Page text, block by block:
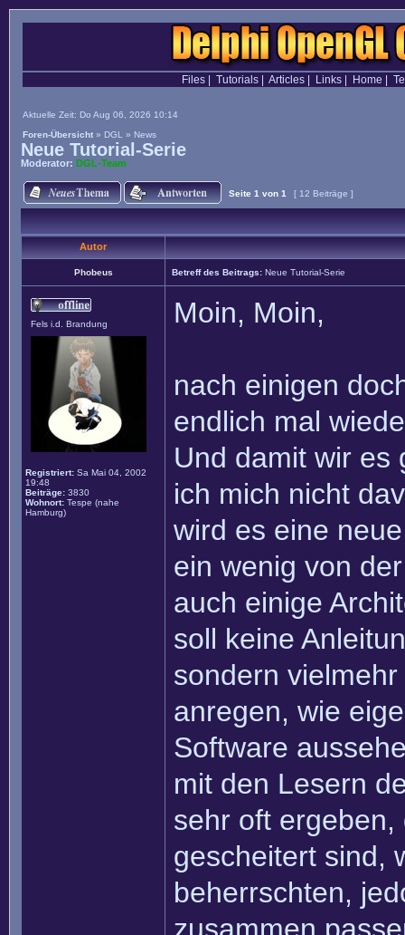
Files| Tutorials| Articles| Links| Home
Aktuelle Zeit: Do Aug 06, 2026 10:14
Foren-Übersicht » DGL » News
Neue Tutorial-Serie
Moderator: DGL-Team
Seite 1 von 1 [ 12 Beiträge ]
Autor
Phobeus Betreff des Beitrags: Neue Tutorial-Serie
Fels i.d. Brandung
Registriert: Sa Mai 04, 2002
19:48
Beiträge: 3830
Wohnort: Tespe (nahe
Hamburg)
Moin, Moin,
nach einigen
endlich mal
Und damit wir es
ich mich nicht
wird es eine
ein wenig von
auch einige
soll keine
sondern
anregen, wie
Software
mit den Lesern
sehr oft
gescheitert sind,
beherrschten,